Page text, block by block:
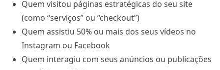
Quem visitou páginas estratégicas do seu site
(como “serviços” ou “checkout”)
Quem assistiu 50% ou mais dos seus vídeos no
Instagram ou Facebook
Quem interagiu com seus anúncios ou publicações